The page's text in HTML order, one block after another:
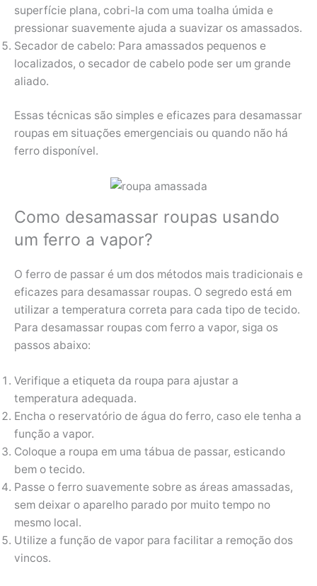
superfície plana, cobri-la com uma toalha úmida e
pressionar suavemente ajuda a suavizar os amassados.
Secador de cabelo: Para amassados pequenos e
localizados, o secador de cabelo pode ser um grande
aliado.
Essas técnicas são simples e eficazes para desamassar
roupas em situações emergenciais ou quando não há
ferro disponível.
Como desamassar roupas usando
um ferro a vapor?
O ferro de passar é um dos métodos mais tradicionais e
eficazes para desamassar roupas. O segredo está em
utilizar a temperatura correta para cada tipo de tecido.
Para desamassar roupas com ferro a vapor, siga os
passos abaixo:
Verifique a etiqueta da roupa para ajustar a
temperatura adequada.
Encha o reservatório de água do ferro, caso ele tenha a
função a vapor.
Coloque a roupa em uma tábua de passar, esticando
bem o tecido.
Passe o ferro suavemente sobre as áreas amassadas,
sem deixar o aparelho parado por muito tempo no
mesmo local.
Utilize a função de vapor para facilitar a remoção dos
vincos.